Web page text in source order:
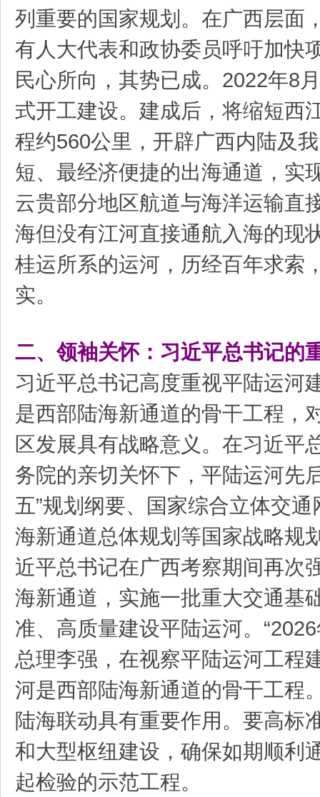
列重要的国家规划。在广西层面
有人大代表和政协委员呼吁加快
民心所向，其势已成。2022年8
式开工建设。建成后，将缩短西
程约560公里，开辟广西内陆及
短、最经济便捷的出海通道，实
云贵部分地区航道与海洋运输直
海但没有江河直接通航入海的现
桂运所系的运河，历经百年求索
实。
二、领袖关怀：习近平总书记的
习近平总书记高度重视平陆运河
是西部陆海新通道的骨干工程，
区发展具有战略意义。在习近平
务院的亲切关怀下，平陆运河先
五”规划纲要、国家综合立体交
海新通道总体规划等国家战略规
近平总书记在广西考察期间再次
海新通道，实施一批重大交通基
准、高质量建设平陆运河。
总理李强，在视察平陆运河工程
河是西部陆海新通道的骨干工程
陆海联动具有重要作用。要高标
和大型枢纽建设，确保如期顺利
起检验的示范工程。